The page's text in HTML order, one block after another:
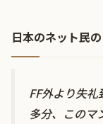
日本のネット民
FF外より失礼
多分、このマ